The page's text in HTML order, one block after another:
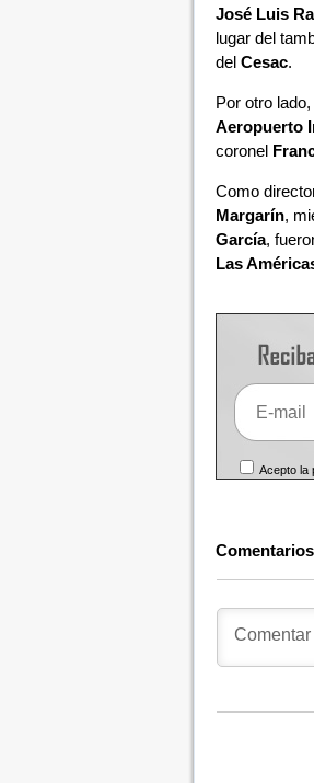
José Luis
lugar del
del Cesac.
Por otro
Aeropuerto
coronel
Como
Margarín,
García,
Las
Acepto la
Comentarios